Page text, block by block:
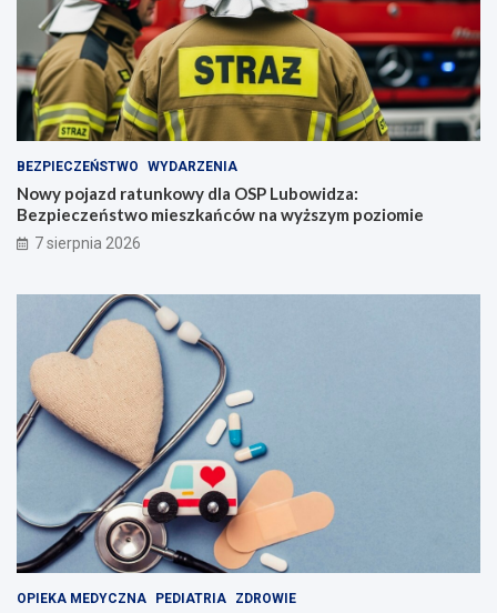
BEZPIECZEŃSTWO WYDARZENIA
Nowy pojazd ratunkowy dla OSP Lubowidza:
Bezpieczeństwo mieszkańców na wyższym poziomie
7 sierpnia 2026
OPIEKA MEDYCZNA PEDIATRIA ZDROWIE